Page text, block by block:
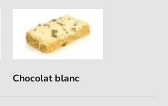
Chocolat blanc